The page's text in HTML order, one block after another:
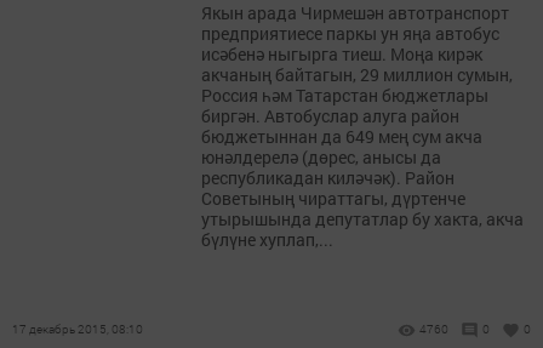
Якын арада Чирмешән автотранспорт
предприятиесе паркы ун яңа автобус
исәбенә ныгырга тиеш. Моңа кирәк
акчаның байтагын, 29 миллион сумын,
Россия һәм Татарстан бюджетлары
биргән. Автобуслар алуга район
бюджетыннан да 649 мең сум акча
юнәлдерелә (дөрес, анысы да
республикадан киләчәк). Район
Советының чираттагы, дүртенче
утырышында депутатлар бу хакта, акча
бүлүне хуплап,...
17 декабрь 2015, 08:10 4760 0 0